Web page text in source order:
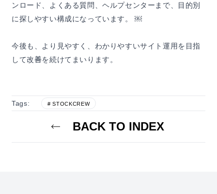
ンロード、よくある質問、ヘルプセンターまで、目的別
に探しやすい構成になっています。 ￼
今後も、より見やすく、わかりやすいサイト運用を目指
して改善を続けてまいります。
Tags: # STOCKCREW
BACK TO INDEX